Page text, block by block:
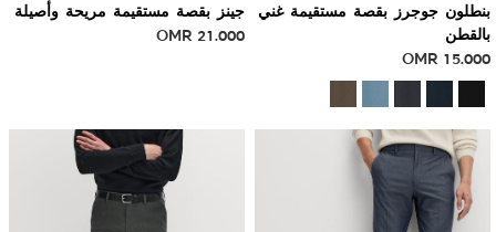
بنطلون جوجرز بقصة مستقيمة غني
بالقطن
OMR 15.000
جينز بقصة مستقيمة مريحة وأصيلة
OMR 21.000